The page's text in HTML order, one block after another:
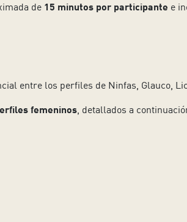
de 15 minutos por participante e
entre los perfiles de Ninfas, Glauco,
femeninos, detallados a